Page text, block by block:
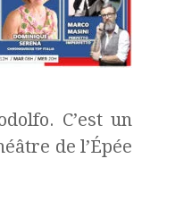
C’est un
de l’Épée